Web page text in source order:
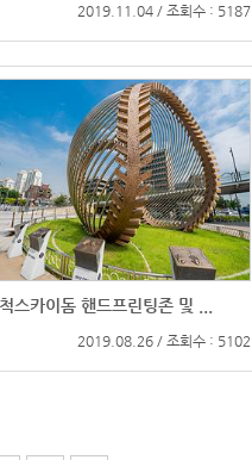
2019.11.04 / 조회수 : 5187
스카이돔 핸드프린팅존 및 ...
2019.08.26 / 조회수 : 5102